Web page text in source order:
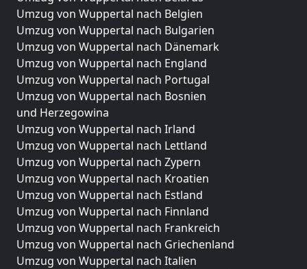
Umzug von Wuppertal nach Belgien
Umzug von Wuppertal nach Bulgarien
Umzug von Wuppertal nach Dänemark
Umzug von Wuppertal nach England
Umzug von Wuppertal nach Portugal
Umzug von Wuppertal nach Bosnien
und Herzegowina
Umzug von Wuppertal nach Irland
Umzug von Wuppertal nach Lettland
Umzug von Wuppertal nach Zypern
Umzug von Wuppertal nach Kroatien
Umzug von Wuppertal nach Estland
Umzug von Wuppertal nach Finnland
Umzug von Wuppertal nach Frankreich
Umzug von Wuppertal nach Griechenland
Umzug von Wuppertal nach Italien